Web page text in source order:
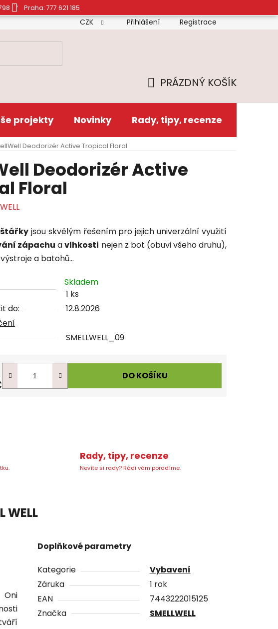
Praha: 777 621 185
Doprava Platba Reklamační řád
CZK Přihlášení Registrace
KOŠÍK
PRÁZDNÝ KOŠÍK
projekty Novinky Rady, tipy, recenze
Deodorizér Active Tropical Floral
Deodorizér Active
Floral
jsou skvělým řešením pro jejich univerzální využití
zápachu avlhkosti nejen z bot (obuvi všeho druhu),
a batohů…
Skladem
1 ks
do:
12.8.2026
SMELLWELL_09
DO KOŠÍKU
Rady, tipy, recenze
Nevíte si rady? Rádi vám poradíme.
WELL
Doplňkové parametry
Kategorie
Vybavení
Záruka
1 rok
EAN
7443222015125
Značka
SMELLWELL